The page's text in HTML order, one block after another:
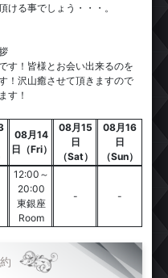
ける事でしょう・・・。
す！皆様とお会い出来るのを
！沢山癒させて頂きますので
す！
08月14
日（Fri）
08月15
日
（Sat）
08月16
日
（Sun）
12:00～
20:00
東銀座
Room
- -